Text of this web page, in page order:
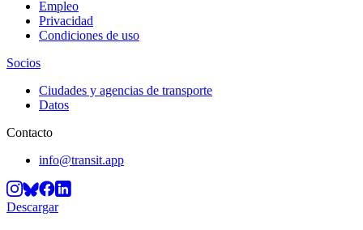
Empleo
Privacidad
Condiciones de uso
Socios
Ciudades y agencias de transporte
Datos
Contacto
info@transit.app
Descargar